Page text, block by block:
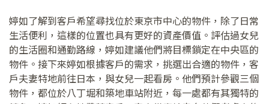
婷如了解到客戶希望尋找位於東京市中心的物件，除了日常
生活便利，這樣的位置也具有更好的資產價值。評估過女兒
的生活圈和通勤路線，婷如建議他們將目標鎖定在中央區的
物件。接下來婷如根據客戶的需求，挑選出合適的物件，客
戶夫妻特地前往日本，與女兒一起看房。他們預計參觀三個
物件，都位於八丁堀和築地車站附近，每一處都有其獨特的